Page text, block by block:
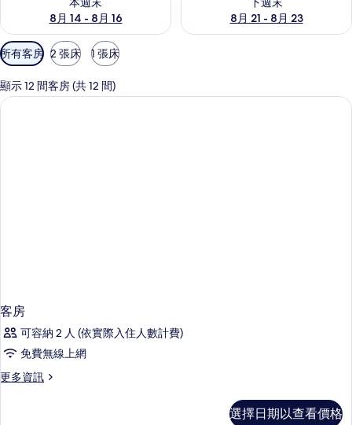
8月 14 - 8月 16
8月 21 - 8月 23
可
用
的
客
所有客房 2 張床 1 張床
顯示 12 間客房 (共 12 間)
客房
可容納 2 人 (依實際入住人數計費)
免費無線上網
更多資訊
更
選擇日期以查看價格